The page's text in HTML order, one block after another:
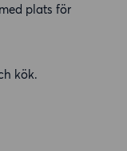
plats för
kök.